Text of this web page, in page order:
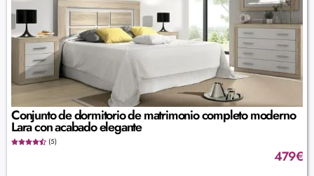
Conjunto de dormitorio de matrimonio completo moderno
Lara con acabado elegante
(5)
479€